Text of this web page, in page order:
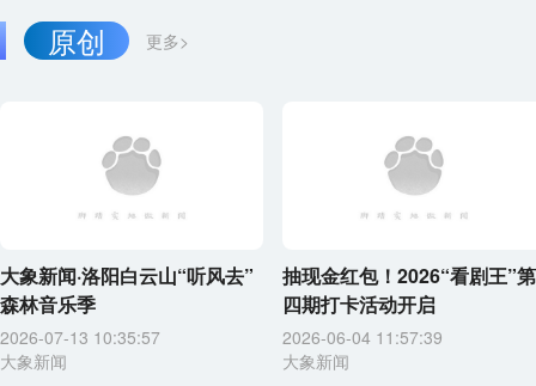
更多>
原创
大象新闻·洛阳白云山“听风去”
森林音乐季
2026-07-13 10:35:57
大象新闻
抽现金红包！2026“看剧王”第
四期打卡活动开启
2026-06-04 11:57:39
大象新闻